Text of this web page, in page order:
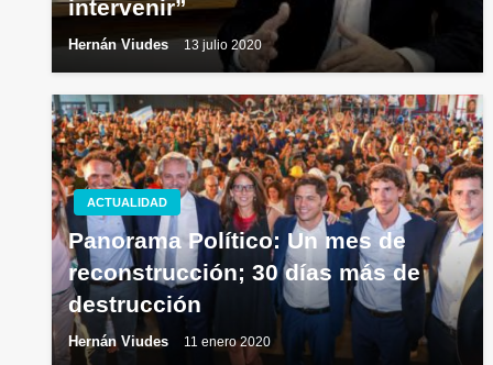
intervenir”
Hernán Viudes 13 julio 2020
ACTUALIDAD
Panorama Político: Un mes de
reconstrucción; 30 días más de
destrucción
Hernán Viudes 11 enero 2020